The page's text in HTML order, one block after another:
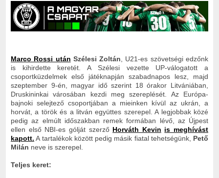
Marco Rossi után Szélesi Zoltán, U21-es szövetségi edzőnk
is kihirdette keretét.A Szélesi vezette UP-válogatott a
csoportküzdelmek első játéknapján szabadnapos lesz, majd
szeptember 9-én, magyar idő szerint 18 órakor Litvániában,
Druskininkai városában kezdi meg szereplését. Az Európa-
bajnoki selejtező csoportjában a mieinken kívül az ukrán, a
horvát, a török és a litván együttes szerepel. A legjobbak közé
pedig az elmúlt időszakban remek formában lévő, az Újpest
ellen első NBI-es gólját szerző Horváth Kevin is meghívást
kapott. A tartalékok között pedig másik fiatal tehetségünk, Pető
Milán neve is szerepel.
Teljes keret: